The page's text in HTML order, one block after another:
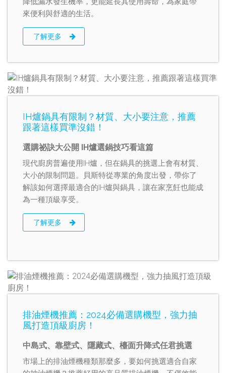
來便利與舒適的生活。
了解更多
IH爐鍋具有限制？材質、大小要注意，推薦
跟著這樣買準沒錯！
選購祕訣大公開 IH爐選鍋技巧看這篇
現代廚房普遍使用IH爐，但在鍋具的挑選上會有材質、
大小的限制問題。貝斯特從專業的角度出發，帶你了
解該如何選擇最適合的IH爐與鍋具，讓在家烹飪也能成
為一種頂級享受。
了解更多
排油煙機推薦：2024必備選購機型，強力抽
風打造頂級廚房！
中島式、靠壁式、隱藏式、檯面升降式任君挑選
市場上的排油煙機種類那麼多，要如何挑選適合自家